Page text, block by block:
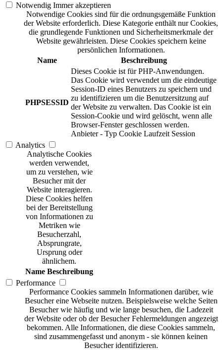
Notwendig Immer akzeptieren
Notwendige Cookies sind für die ordnungsgemäße Funktion
der Website erforderlich. Diese Kategorie enthält nur Cookies,
die grundlegende Funktionen und Sicherheitsmerkmale der
Website gewährleisten. Diese Cookies speichern keine
persönlichen Informationen.
Name
Beschreibung
PHPSESSID
Dieses Cookie ist für PHP-Anwendungen.
Das Cookie wird verwendet um die eindeutige
Session-ID eines Benutzers zu speichern und
zu identifizieren um die Benutzersitzung auf
der Website zu verwalten. Das Cookie ist ein
Session-Cookie und wird gelöscht, wenn alle
Browser-Fenster geschlossen werden.
Anbieter - Typ Cookie Laufzeit Session
Analytics
Analytische Cookies
werden verwendet,
um zu verstehen, wie
Besucher mit der
Website interagieren.
Diese Cookies helfen
bei der Bereitstellung
von Informationen zu
Metriken wie
Besucherzahl,
Absprungrate,
Ursprung oder
ähnlichem.
Name Beschreibung
Performance
Performance Cookies sammeln Informationen darüber, wie
Besucher eine Webseite nutzen. Beispielsweise welche Seiten
Besucher wie häufig und wie lange besuchen, die Ladezeit
der Website oder ob der Besucher Fehlermeldungen angezeigt
bekommen. Alle Informationen, die diese Cookies sammeln,
sind zusammengefasst und anonym - sie können keinen
Besucher identifizieren.